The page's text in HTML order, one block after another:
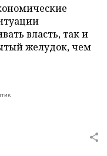
власть, так и
желудок, чем